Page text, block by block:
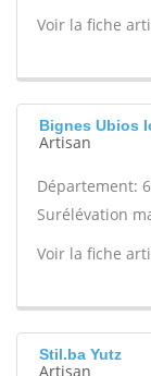
Voir la fiche
Bignes Ubios
Artisan
Département:
Surélévation
Voir la fiche
Stil.ba Yutz
Artisan